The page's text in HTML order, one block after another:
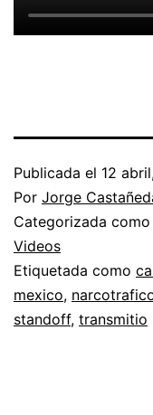
Publicada el 12
Por Jorge
Categorizada como
Videos
Etiquetada como
mexico,
standoff, transmitio